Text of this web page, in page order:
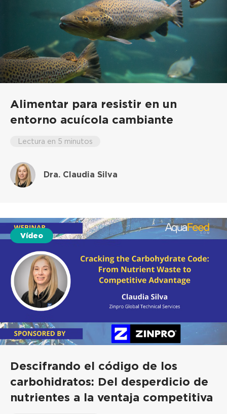
Alimentar para resistir en un
entorno acuícola cambiante
Lectura en 5 minutos
Dra. Claudia Silva
Vídeo
Descifrando el código de los
carbohidratos: Del desperdicio de
nutrientes a la ventaja competitiva